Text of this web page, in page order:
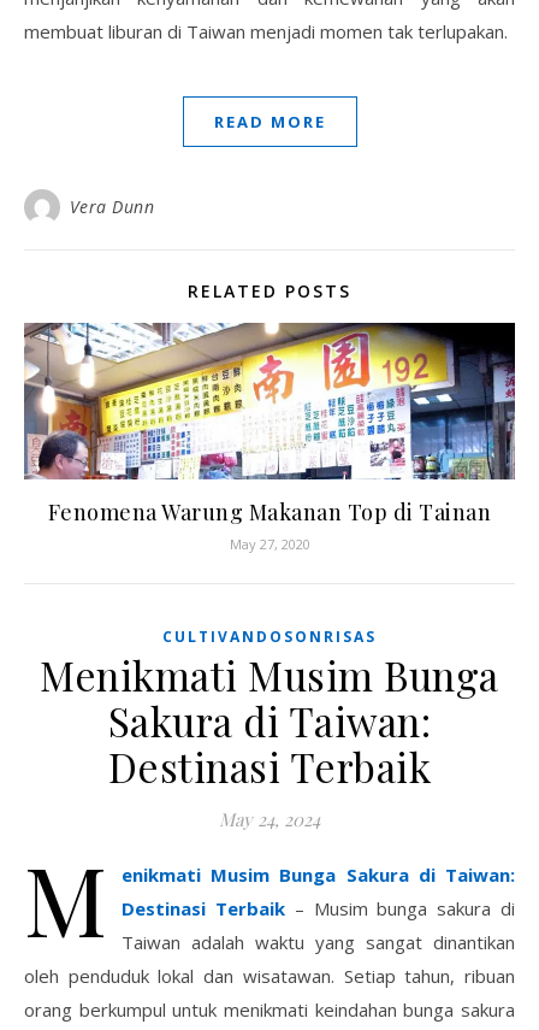
membuat liburan di Taiwan menjadi momen tak terlupakan.
READ MORE
Vera Dunn
RELATED POSTS
Fenomena Warung Makanan Top di Tainan
May 27, 2020
CULTIVANDOSONRISAS
Menikmati Musim Bunga
Sakura di Taiwan:
Destinasi Terbaik
May 24, 2024
M
enikmati Musim Bunga Sakura di Taiwan:
Destinasi Terbaik– Musim bunga sakura di
Taiwan adalah waktu yang sangat dinantikan
oleh penduduk lokal dan wisatawan. Setiap tahun, ribuan
orang berkumpul untuk menikmati keindahan bunga sakura